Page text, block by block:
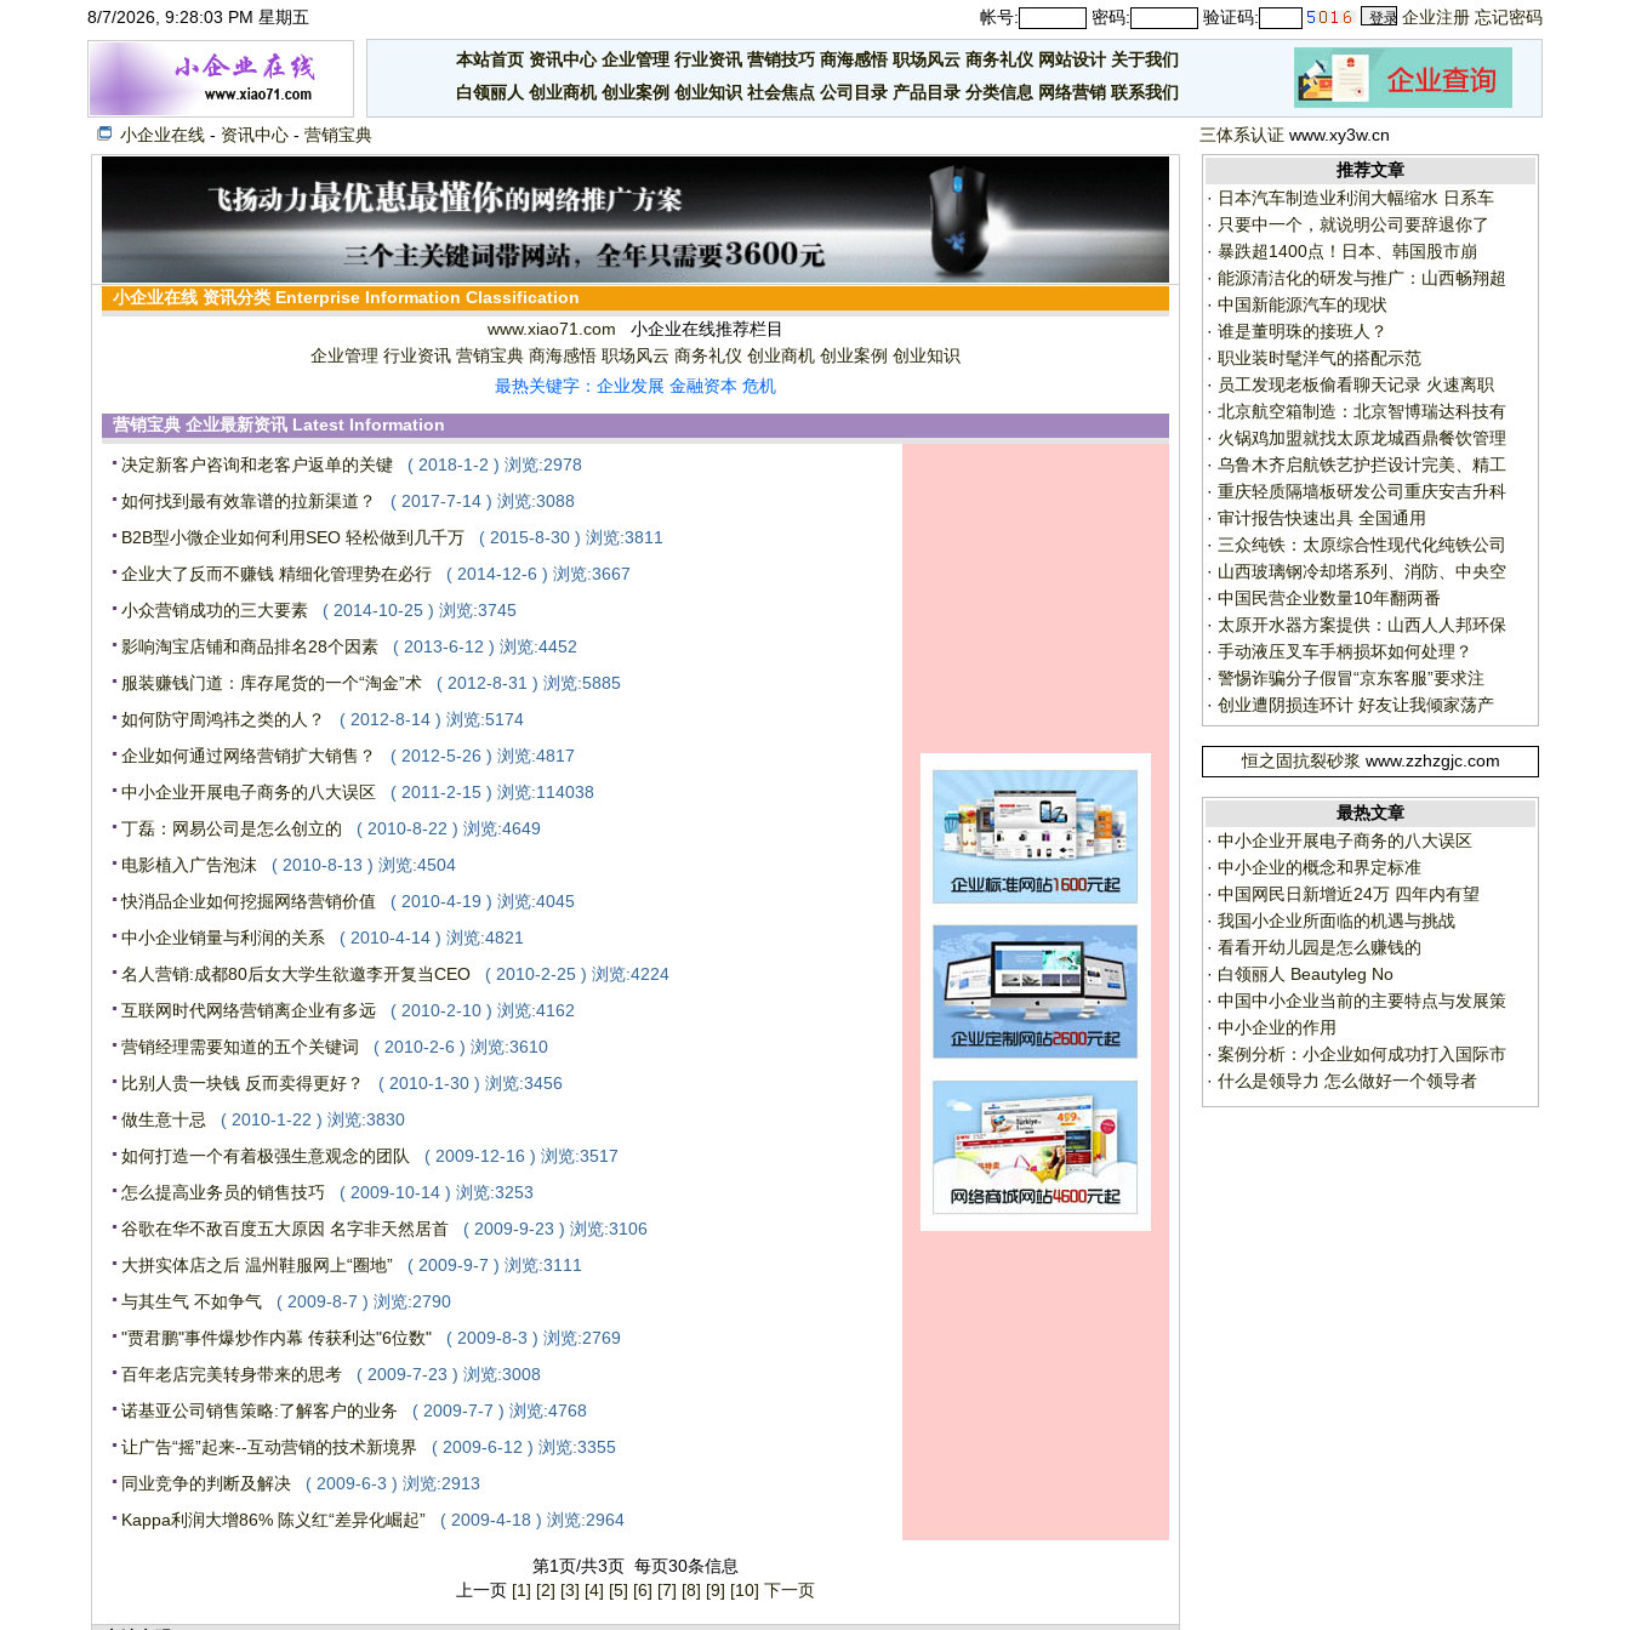
8/7/2026, 9:28:03 PM 星期五 帐号: 密码: 验证码: 企业注册 忘记密码
本站首页 资讯中心 企业管理 行业资讯 营销技巧 商海感悟 职场风云 商务礼仪 网站设计 关于我们
白领丽人 创业商机 创业案例 创业知识 社会焦点 公司目录 产品目录 分类信息 网络营销 联系我们
小企业在线 - 资讯中心 - 营销宝典 三体系认证 www.xy3w.cn
小企业在线 资讯分类 Enterprise Information Classification
www.xiao71.com 小企业在线推荐栏目
企业管理 行业资讯 营销宝典 商海感悟 职场风云 商务礼仪 创业商机 创业案例 创业知识
最热关键字：企业发展 金融资本 危机
营销宝典 企业最新资讯 Latest Information
决定新客户咨询和老客户返单的关键
( 2018-1-2 ) 浏览:2978
如何找到最有效靠谱的拉新渠道？
( 2017-7-14 ) 浏览:3088
B2B型小微企业如何利用SEO 轻松做到几千万
( 2015-8-30 ) 浏览:3811
企业大了反而不赚钱 精细化管理势在必行
( 2014-12-6 ) 浏览:3667
小众营销成功的三大要素
( 2014-10-25 ) 浏览:3745
影响淘宝店铺和商品排名28个因素
( 2013-6-12 ) 浏览:4452
服装赚钱门道：库存尾货的一个“淘金”术
( 2012-8-31 ) 浏览:5885
如何防守周鸿祎之类的人？
( 2012-8-14 ) 浏览:5174
企业如何通过网络营销扩大销售？
( 2012-5-26 ) 浏览:4817
中小企业开展电子商务的八大误区
( 2011-2-15 ) 浏览:114038
丁磊：网易公司是怎么创立的
( 2010-8-22 ) 浏览:4649
电影植入广告泡沫
( 2010-8-13 ) 浏览:4504
快消品企业如何挖掘网络营销价值
( 2010-4-19 ) 浏览:4045
中小企业销量与利润的关系
( 2010-4-14 ) 浏览:4821
名人营销:成都80后女大学生欲邀李开复当CEO
( 2010-2-25 ) 浏览:4224
互联网时代网络营销离企业有多远
( 2010-2-10 ) 浏览:4162
营销经理需要知道的五个关键词
( 2010-2-6 ) 浏览:3610
比别人贵一块钱 反而卖得更好？
( 2010-1-30 ) 浏览:3456
做生意十忌
( 2010-1-22 ) 浏览:3830
如何打造一个有着极强生意观念的团队
( 2009-12-16 ) 浏览:3517
怎么提高业务员的销售技巧
( 2009-10-14 ) 浏览:3253
谷歌在华不敌百度五大原因 名字非天然居首
( 2009-9-23 ) 浏览:3106
大拼实体店之后 温州鞋服网上“圈地”
( 2009-9-7 ) 浏览:3111
与其生气 不如争气
( 2009-8-7 ) 浏览:2790
"贾君鹏"事件爆炒作内幕 传获利达"6位数"
( 2009-8-3 ) 浏览:2769
百年老店完美转身带来的思考
( 2009-7-23 ) 浏览:3008
诺基亚公司销售策略:了解客户的业务
( 2009-7-7 ) 浏览:4768
让广告“摇”起来--互动营销的技术新境界
( 2009-6-12 ) 浏览:3355
同业竞争的判断及解决
( 2009-6-3 ) 浏览:2913
Kappa利润大增86% 陈义红“差异化崛起”
( 2009-4-18 ) 浏览:2964
第1页/共3页 每页30条信息
上一页 [1] [2] [3] [4] [5] [6] [7] [8] [9] [10] 下一页
推荐文章
· 日本汽车制造业利润大幅缩水 日系车
· 只要中一个，就说明公司要辞退你了
· 暴跌超1400点！日本、韩国股市崩
· 能源清洁化的研发与推广：山西畅翔超
· 中国新能源汽车的现状
· 谁是董明珠的接班人？
· 职业装时髦洋气的搭配示范
· 员工发现老板偷看聊天记录 火速离职
· 北京航空箱制造：北京智博瑞达科技有
· 火锅鸡加盟就找太原龙城酉鼎餐饮管理
· 乌鲁木齐启航铁艺护拦设计完美、精工
· 重庆轻质隔墙板研发公司重庆安吉升科
· 审计报告快速出具 全国通用
· 三众纯铁：太原综合性现代化纯铁公司
· 山西玻璃钢冷却塔系列、消防、中央空
· 中国民营企业数量10年翻两番
· 太原开水器方案提供：山西人人邦环保
· 手动液压叉车手柄损坏如何处理？
· 警惕诈骗分子假冒“京东客服”要求注
· 创业遭阴损连环计 好友让我倾家荡产
恒之固抗裂砂浆 www.zzhzgjc.com
最热文章
· 中小企业开展电子商务的八大误区
· 中小企业的概念和界定标准
· 中国网民日新增近24万 四年内有望
· 我国小企业所面临的机遇与挑战
· 看看开幼儿园是怎么赚钱的
· 白领丽人 Beautyleg No
· 中国中小企业当前的主要特点与发展策
· 中小企业的作用
· 案例分析：小企业如何成功打入国际市
· 什么是领导力 怎么做好一个领导者